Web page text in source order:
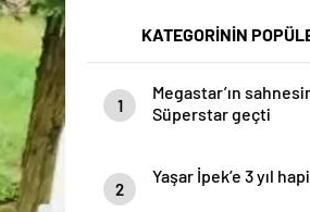
KATEGORİNİN
1
Megastar’ın
Süperstar geçti
2
Yaşar İpek’e 3 yıl